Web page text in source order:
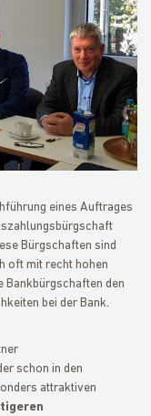
eines Auftrages
Bürgschaften sind
oft mit recht hohen
Bankbürgschaften den
bei der Bank.
schon in den
attraktiven